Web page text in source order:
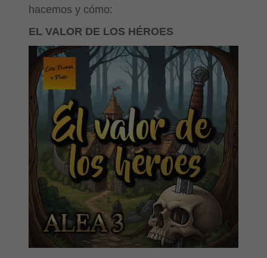
hacemos y cómo:
EL VALOR DE LOS HÉROES